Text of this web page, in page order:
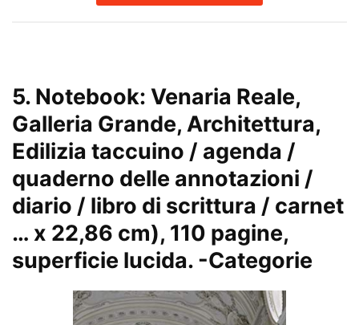
5. Notebook: Venaria Reale,
Galleria Grande, Architettura,
Edilizia taccuino / agenda /
quaderno delle annotazioni /
diario / libro di scrittura / carnet
… x 22,86 cm), 110 pagine,
superficie lucida. -Categorie